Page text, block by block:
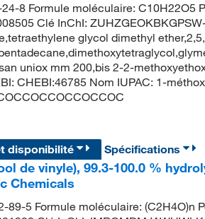
8 Formule moléculaire: C10H22O5
Clé InChI:
glycol dimethyl
uniox mm 200,bis 2-2-
CHEBI:46785 Nom IUPAC: 1-
disponibilité
Spécifications
de vinyle), 99.3-100.0 %
Chemicals
89-5 Formule moléculaire: (C2H4O)n